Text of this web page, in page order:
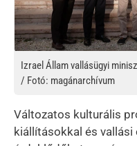
Izrael Állam vallásügyi
/ Fotó: magánarchívum
Változatos kulturális
kiállításokkal és vallási